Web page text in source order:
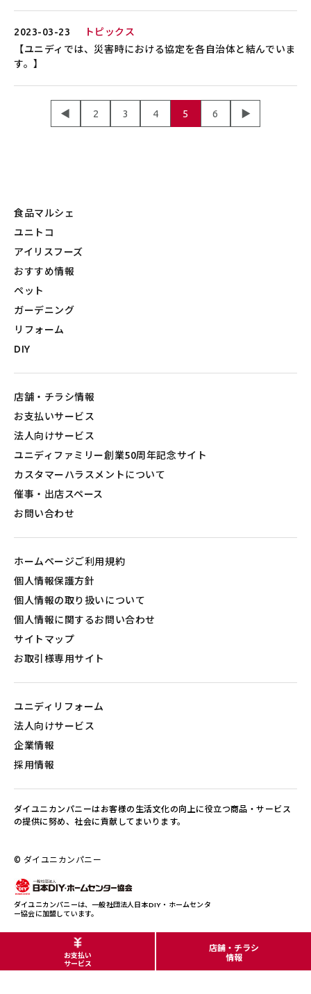
2023-03-23
トピックス
【ユニディでは、災害時における協定を各自治体と結んでいま
す。】
2 3 4 5 6
◀ ▶
食品マルシェ
ユニトコ
アイリスフーズ
おすすめ情報
ペット
ガーデニング
リフォーム
DIY
店舗・チラシ情報
お支払いサービス
法人向けサービス
ユニディファミリー創業50周年記念サイト
カスタマーハラスメントについて
催事・出店スペース
お問い合わせ
ホームページご利用規約
個人情報保護方針
個人情報の取り扱いについて
個人情報に関するお問い合わせ
サイトマップ
お取引様専用サイト
ユニディリフォーム
法人向けサービス
企業情報
採用情報
ダイユニカンパニーはお客様の生活文化の向上に役立つ商品・サービス
の提供に努め、社会に貢献してまいります。
© ダイユニカンパニー
ダイユニカンパニーは、一般社団法人日本DIY・ホームセンタ
ー協会に加盟しています。
お支払い
サービス
店舗・チラシ
情報